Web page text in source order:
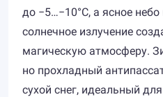
до −5…−10°C, а ясное небо
солнечное излучение
магическую атмосферу.
но прохладный
сухой снег, идеальный